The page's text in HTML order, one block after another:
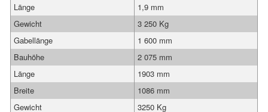
Länge
1,9 mm
Gewicht
3 250 Kg
Gabellänge
1 600 mm
Bauhöhe
2 075 mm
Länge
1903 mm
Breite
1086 mm
Gewicht
3250 Kg